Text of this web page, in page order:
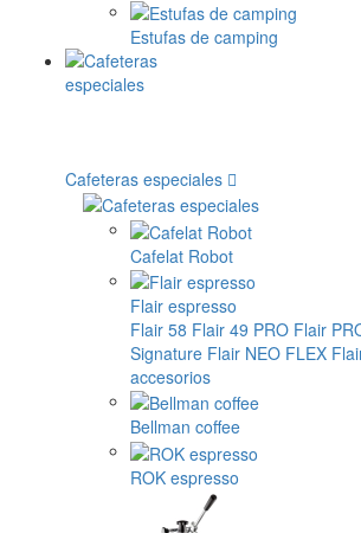
Estufas de camping
Cafeteras especiales
Cafelat Robot
Flair espresso
Flair 58 Flair 49 PRO Flair
Signature Flair NEO FLEX
accesorios
Bellman coffee
ROK espresso